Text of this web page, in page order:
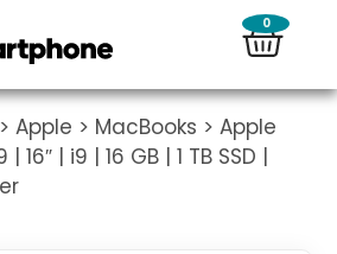
0
> Apple > MacBooks > Apple
16″ | i9 | 16 GB | 1 TB SSD |